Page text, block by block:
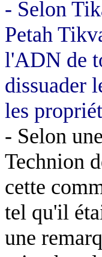
- Selon
Petah
l'ADN de
dissuader
les
- Selon
Technion
cette
tel qu'il
une